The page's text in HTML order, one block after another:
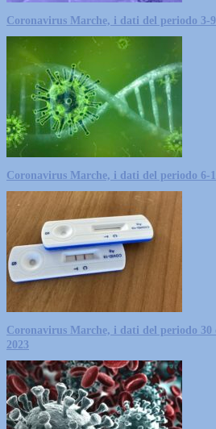
Coronavirus Marche, i dati del periodo 3-
Coronavirus Marche, i dati del periodo 6-
Coronavirus Marche, i dati del periodo 30
2023